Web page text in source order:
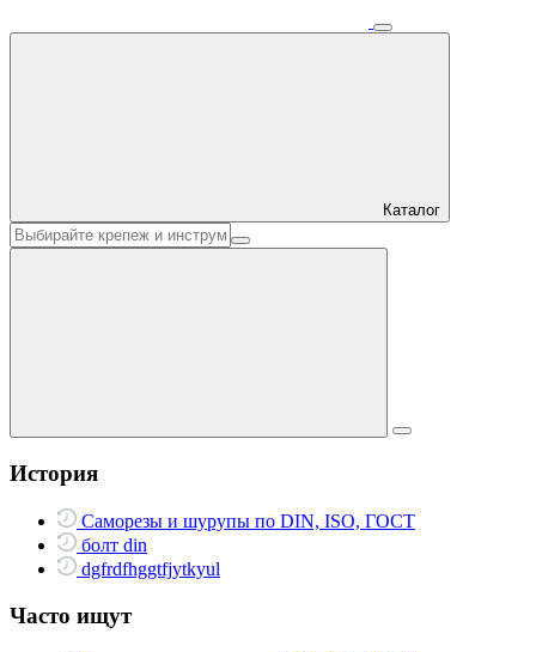
Каталог
История
Саморезы и шурупы по DIN, ISO, ГОСТ
болт din
dgfrdfhggtfjytkyul
Часто ищут